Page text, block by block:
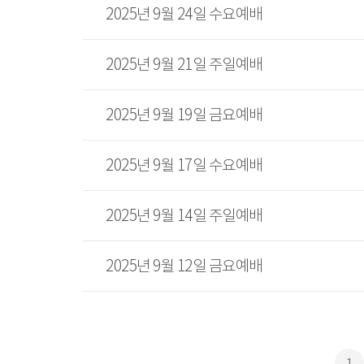
2025년 9월 24일 수요예배
2025년 9월 21일 주일예배
2025년 9월 19일 금요예배
2025년 9월 17일 수요예배
2025년 9월 14일 주일예배
2025년 9월 12일 금요예배